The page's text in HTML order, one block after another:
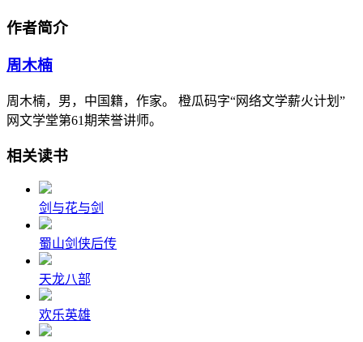
作者简介
周木楠
周木楠，男，中国籍，作家。 橙瓜码字“网络文学薪火计划”
网文学堂第61期荣誉讲师。
相关读书
剑与花与剑
蜀山剑侠后传
天龙八部
欢乐英雄